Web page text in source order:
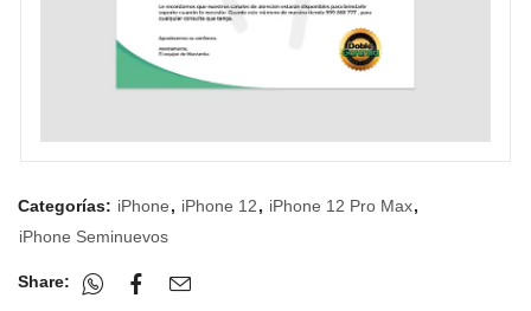
Categorías: iPhone, iPhone 12, iPhone 12 Pro Max,
iPhone Seminuevos
Share: